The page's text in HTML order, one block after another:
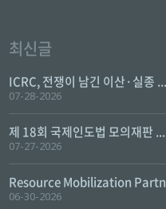
최신글
ICRC, 전쟁이 남긴 이산·실종 ...
07-28-2026
제 18회 국제인도법 모의재판 ...
07-27-2026
Resource Mobilization
06-30-2026